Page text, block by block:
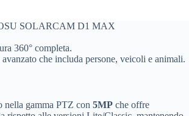
SOLARCAM D1 MAX
360° completa.
che includa persone, veicoli e animali.
gamma PTZ con 5MP che offre